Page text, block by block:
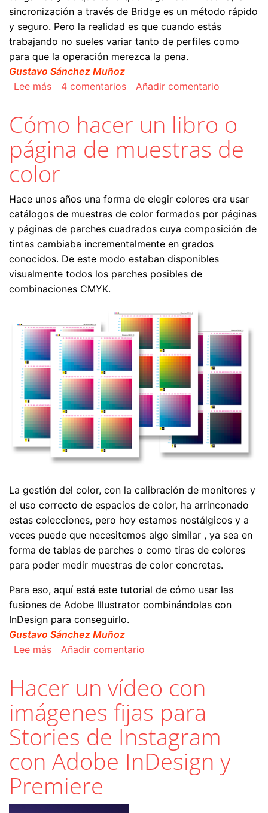
sincronización a través de Bridge es un método rápido
y seguro. Pero la realidad es que cuando estás
trabajando no sueles variar tanto de perfiles como
para que la operación merezca la pena.
Gustavo Sánchez Muñoz
Lee mássobre Sincronizar los ajustes de color de los
4 comentarios Añadir comentario
Cómo hacer un libro o
página de muestras de
color
Hace unos años una forma de elegir colores era usar
catálogos de muestras de color formados por páginas
y páginas de parches cuadrados cuya composición de
tintas cambiaba incrementalmente en grados
conocidos. De este modo estaban disponibles
visualmente todos los parches posibles de
combinaciones CMYK.
La gestión del color, con la calibración de monitores y
el uso correcto de espacios de color, ha arrinconado
estas colecciones, pero hoy estamos nostálgicos y a
veces puede que necesitemos algo similar , ya sea en
forma de tablas de parches o como tiras de colores
para poder medir muestras de color concretas.
Para eso, aquí está este tutorial de cómo usar las
fusiones de Adobe Illustrator combinándolas con
InDesign para conseguirlo.
Gustavo Sánchez Muñoz
Lee mássobre Cómo hacer un libro o página de
Añadir comentario
Hacer un vídeo con
imágenes fijas para
Stories de Instagram
con Adobe InDesign y
Premiere